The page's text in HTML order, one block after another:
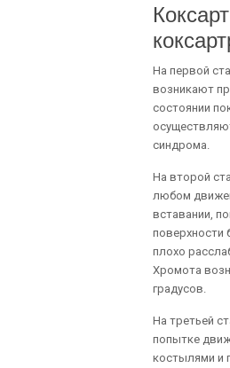
На первой
возникают
состоянии
синдрома.
На второй
любом
вставании,
поверхности
плохо
Хромота
градусов.
На третьей
попытке
костылями и